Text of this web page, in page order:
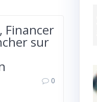
Financer
sur
0